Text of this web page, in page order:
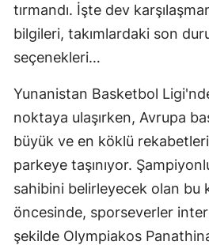
tırmandı. İşte dev
bilgileri, takımlardaki son
seçenekleri…
Yunanistan Basketbol
noktaya ulaşırken, Avrupa
büyük ve en köklü
parkeye taşınıyor.
sahibini belirleyecek olan bu
öncesinde, sporseverler
şekilde Olympiakos